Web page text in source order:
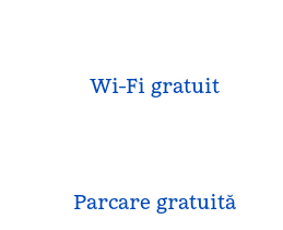
Wi-Fi gratuit
Parcare gratuită